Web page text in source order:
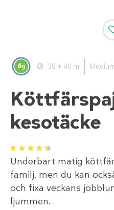
6g 30 + 40 m
kesotäcke
1 2 3 4 5
Underbart matig
familj, men du kan
och fixa veckans
ljummen.